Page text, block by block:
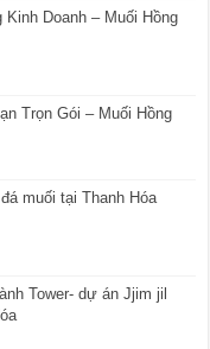
Doanh – Muối Hồng
Trọn Gói – Muối Hồng
muối tại Thanh Hóa
Tower- dự án Jjim jil